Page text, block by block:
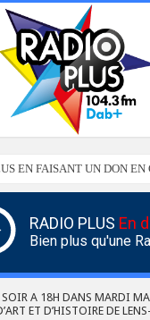
EN FAISANT UN DON
RADIO PLUS En
Bien plus qu'une
SOIR A 18H DANS MARDI
ET D’HISTOIRE DE